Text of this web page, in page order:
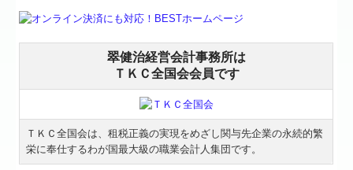
翠健治経営会計事務所は
ＴＫＣ全国会会員です
ＴＫＣ全国会は、租税正義の実現をめざし関与先企業の永続的繁
栄に奉仕するわが国最大級の職業会計人集団です。